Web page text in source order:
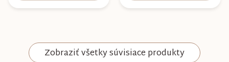
Zobraziť všetky súvisiace produkty